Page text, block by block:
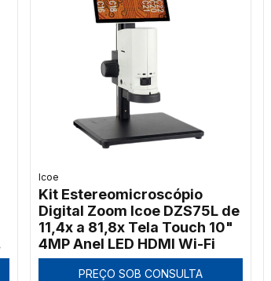
Icoe
Kit Estereomicroscópio
Digital Zoom Icoe DZS75L de
11,4x a 81,8x Tela Touch 10"
4MP Anel LED HDMI Wi-Fi
PREÇO SOB CONSULTA